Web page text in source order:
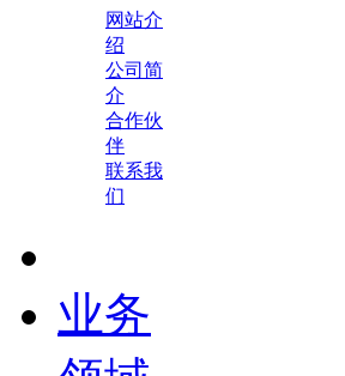
网站介
绍
公司简
介
合作伙
伴
联系我
们
业务